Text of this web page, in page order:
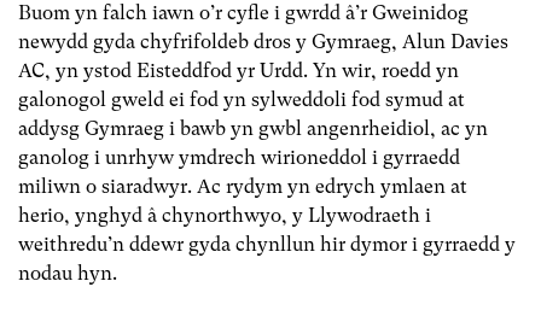
Buom yn falch iawn o’r cyfle i gwrdd â’r Gweinidog
newydd gyda chyfrifoldeb dros y Gymraeg, Alun Davies
AC, yn ystod Eisteddfod yr Urdd. Yn wir, roedd yn
galonogol gweld ei fod yn sylweddoli fod symud at
addysg Gymraeg i bawb yn gwbl angenrheidiol, ac yn
ganolog i unrhyw ymdrech wirioneddol i gyrraedd
miliwn o siaradwyr. Ac rydym yn edrych ymlaen at
herio, ynghyd â chynorthwyo, y Llywodraeth i
weithredu’n ddewr gyda chynllun hir dymor i gyrraedd y
nodau hyn.